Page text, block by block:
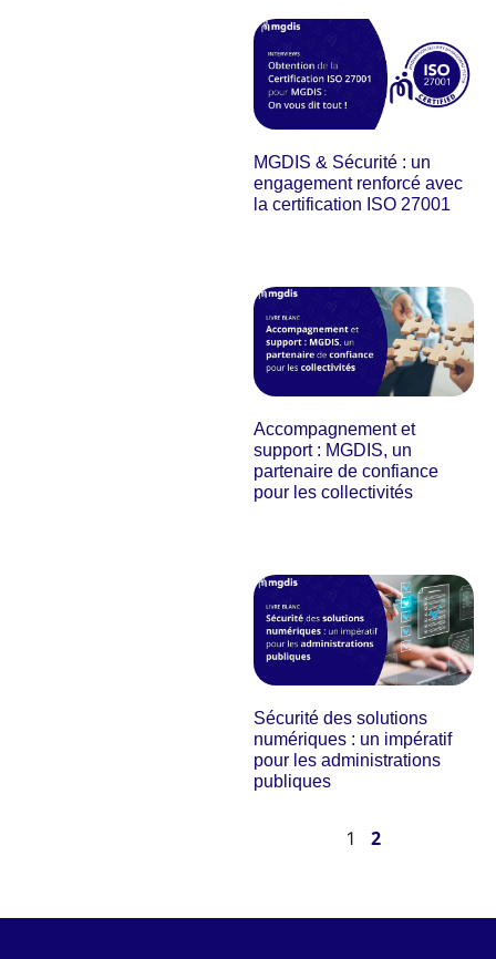
MGDIS & Sécurité : un
engagement renforcé avec
la certification ISO 27001
Accompagnement et
support : MGDIS, un
partenaire de confiance
pour les collectivités
Sécurité des solutions
numériques : un impératif
pour les administrations
publiques
1 2